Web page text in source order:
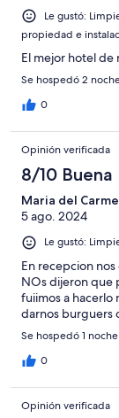
Le gustó:
propiedad e
El mejor hotel de
Se hospedó 2
0
Opinión verificada
8/10 Buena
Maria del
5 ago. 2024
Le gustó:
En recepcion
NOs dijeron que
fuiimos a hacerlo
darnos burguers
Se hospedó 1
0
Opinión verificada